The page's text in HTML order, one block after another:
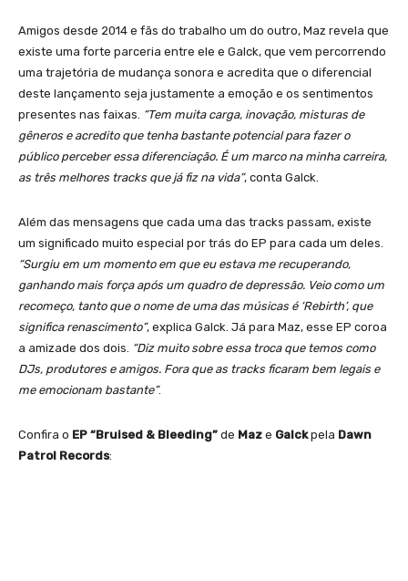
Amigos desde 2014 e fãs do trabalho um do outro, Maz revela que
existe uma forte parceria entre ele e Galck, que vem percorrendo
uma trajetória de mudança sonora e acredita que o diferencial
deste lançamento seja justamente a emoção e os sentimentos
presentes nas faixas. “Tem muita carga, inovação, misturas de
gêneros e acredito que tenha bastante potencial para fazer o
público perceber essa diferenciação. É um marco na minha carreira,
as três melhores tracks que já fiz na vida”, conta Galck.
Além das mensagens que cada uma das tracks passam, existe
um significado muito especial por trás do EP para cada um deles.
“Surgiu em um momento em que eu estava me recuperando,
ganhando mais força após um quadro de depressão. Veio como um
recomeço, tanto que o nome de uma das músicas é ‘Rebirth’, que
significa renascimento”, explica Galck. Já para Maz, esse EP coroa
a amizade dos dois. “Diz muito sobre essa troca que temos como
DJs, produtores e amigos. Fora que as tracks ficaram bem legais e
me emocionam bastante”.
Confira o EP “Bruised & Bleeding” de Maz e Galckpela Dawn
Patrol Records: